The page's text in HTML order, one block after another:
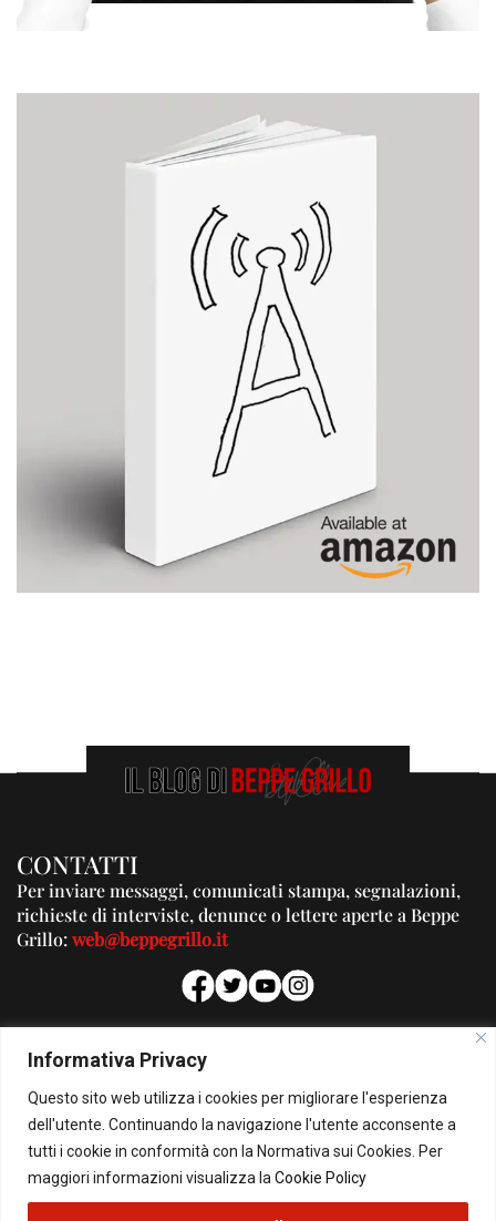
Informativa Privacy
Questo sito web utilizza i cookies per migliorare l'esperienza
dell'utente. Continuando la navigazione l'utente acconsente a
tutti i cookie in conformità con la Normativa sui Cookies. Per
maggiori informazioni visualizza la Cookie Policy
CONTATTI
Per inviare messaggi, comunicati stampa, segnalazioni,
richieste di interviste, denunce o lettere aperte a Beppe
Grillo:web@beppegrillo.it
PUBBLICITA'
Per la tua pubblicità su questo Blog:
pubblicita@beppegrillo.it